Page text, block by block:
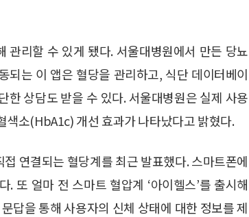
관리할 수 있게 됐다. 서울대병원에서 만든 당뇨
되는 이 앱은 혈당을 관리하고, 식단 데이터베이
한 상담도 받을 수 있다. 서울대병원은 실제 사용
소(HbA1c) 개선 효과가 나타났다고 밝혔다.
연결되는 혈당계를 최근 발표했다. 스마트폰에
또 얼마 전 스마트 혈압계 ‘아이헬스’를 출시해
답을 통해 사용자의 신체 상태에 대한 정보를 제